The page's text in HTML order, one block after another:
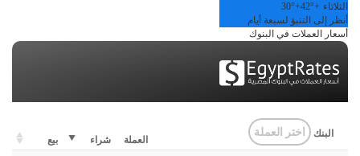
الثلاثاء +
42°
+
30°
أنظر إلى التنبؤ لسبعة أيام
أسعار العملات في البنوك